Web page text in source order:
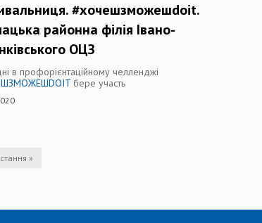
#хочешзможешdoit.
районна філія Івано-
ОЦЗ
в профорієнтаційному челленджі
бере участь
»